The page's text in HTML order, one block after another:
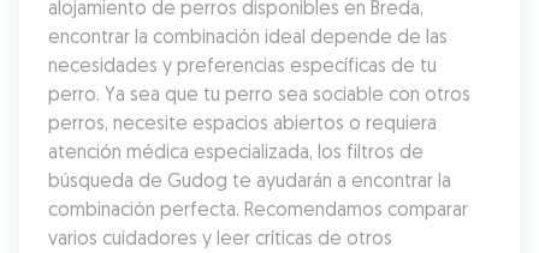
alojamiento de perros disponibles en Breda,
encontrar la combinación ideal depende de las
necesidades y preferencias específicas de tu
perro. Ya sea que tu perro sea sociable con otros
perros, necesite espacios abiertos o requiera
atención médica especializada, los filtros de
búsqueda de Gudog te ayudarán a encontrar la
combinación perfecta. Recomendamos comparar
varios cuidadores y leer críticas de otros